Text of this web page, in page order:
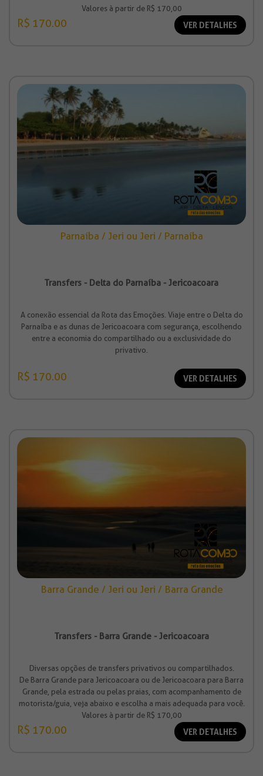
Valores à partir de R$ 170,00
R$ 170.00 VER DETALHES
Parnaíba / Jeri ou Jeri / Parnaíba
Transfers - Delta do Parnaíba - Jericoacoara
A conexão essencial da Rota das Emoções. Viaje entre o Delta do
Parnaíba e as dunas de Jericoacoara com segurança, escolhendo
entre a economia do compartilhado ou a exclusividade do
privativo.
R$ 170.00 VER DETALHES
Barra Grande / Jeri ou Jeri / Barra Grande
Transfers - Barra Grande - Jericoacoara
Diversas opções de transfers privativos ou compartilhados.
De Barra Grande para Jericoacoara ou de Jericoacoara para Barra
Grande, pela estrada ou pelas praias, com acompanhamento de
motorista/guia, veja abaixo e escolha a mais adequada para você.
Valores à partir de R$ 170,00
R$ 170.00 VER DETALHES